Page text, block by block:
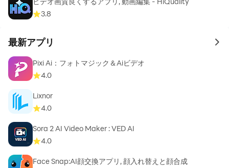
3.8
最新アプリ to
Pixi Ai：フォトマジック＆Aiビデオ
4.0
Lixnor
4.0
Sora 2 AI Video Maker : VED AI
4.0
Face Snap:AI顔交換アプリ, 顔入れ替えと顔合成